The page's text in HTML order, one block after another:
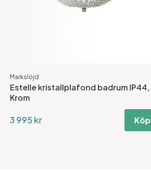
Markslöjd
Estelle kristallplafond badrum IP44,
Krom
3 995 kr Köp